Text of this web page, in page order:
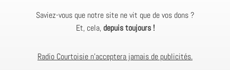
Saviez-vous que notre site ne vit que de vos dons ?
Et, cela, depuis toujours !
Radio Courtoisie n’acceptera jamais de publicités.